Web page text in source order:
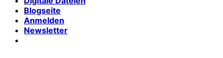
Blogseite
Anmelden
Newsletter